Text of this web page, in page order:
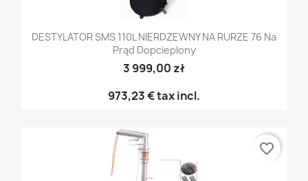
DESTYLATOR SMS 110L NIERDZEWNY NA RURZE 76 Na
Prąd Dopcieplony
3 999,00 zł
973,23 €tax incl.
favorite_border